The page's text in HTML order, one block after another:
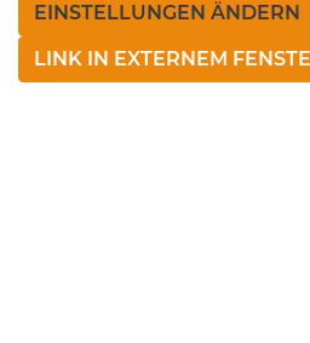
EINSTELLUNGEN ÄNDERN
LINK IN EXTERNEM